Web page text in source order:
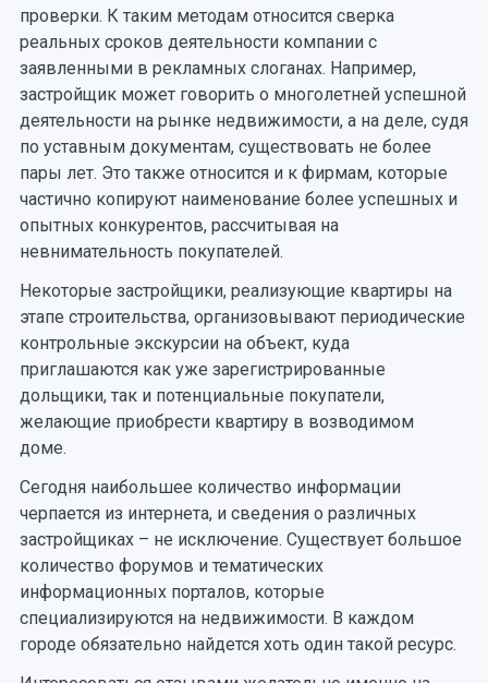
проверки. К таким методам относится сверка
реальных сроков деятельности компании с
заявленными в рекламных слоганах. Например,
застройщик может говорить о многолетней успешной
деятельности на рынке недвижимости, а на деле, судя
по уставным документам, существовать не более
пары лет. Это также относится и к фирмам, которые
частично копируют наименование более успешных и
опытных конкурентов, рассчитывая на
невнимательность покупателей.
Некоторые застройщики, реализующие квартиры на
этапе строительства, организовывают периодические
контрольные экскурсии на объект, куда
приглашаются как уже зарегистрированные
дольщики, так и потенциальные покупатели,
желающие приобрести квартиру в возводимом
доме.
Сегодня наибольшее количество информации
черпается из интернета, и сведения о различных
застройщиках – не исключение. Существует большое
количество форумов и тематических
информационных порталов, которые
специализируются на недвижимости. В каждом
городе обязательно найдется хоть один такой ресурс.